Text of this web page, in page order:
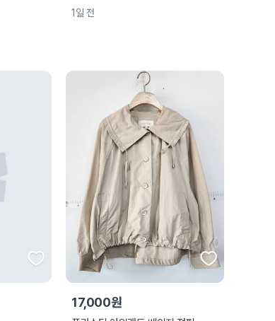
1일 전
17,000원